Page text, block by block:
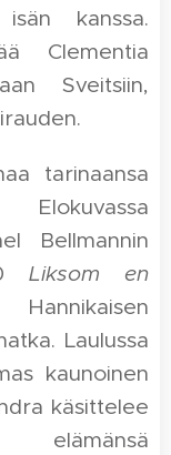
isän kanssa.
Clementia
Sveitsiin,
tarinaansa
Bellmannin
Liksom en
Laulussa
kaunoinen
käsittelee
elämänsä